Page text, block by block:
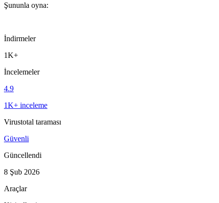
Şununla oyna:
İndirmeler
1K+
İncelemeler
4.9
1K+ inceleme
Virustotal taraması
Güvenli
Güncellendi
8 Şub 2026
Araçlar